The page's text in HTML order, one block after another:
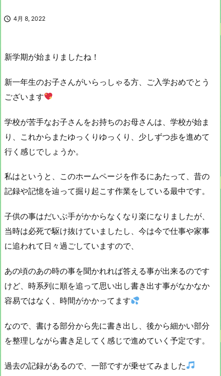
 4月 8, 2022
新学期が始まりましたね！
新一年生のお子さんがいらっしゃる方、ご入学おめでとう
ございます
学校が苦手なお子さんをお持ちのお母さんは、学校が始ま
り、これからまたゆっくりゆっくり、少しずつ歩を進めて
行く感じでしょうか。
私はというと、このホームページを作るにあたって、昔の
記録や記憶を辿って掘り起こす作業をしている最中です。
子供の事はだいぶ手がかからなくなり楽になりましたが、
当時は必死で駆け抜けていましたし、今は今で仕事や家事
に追われて日々過ごしていますので、
あの頃のあの時の事を聞かれれば答える事が出来るのです
けど、時系列に順を追って思い出し書き出す事がなかなか
容易ではなく、時間がかかってます
なので、書ける部分から先に書き出し、後から細かい部分
を整理しながら書き足してく感じで進めていく予定です。
過去の記録があるので、一部ですが乗せてみました